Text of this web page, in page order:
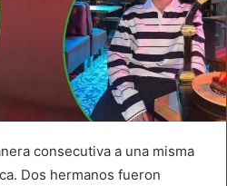
consecutiva a una misma
Dos hermanos fueron